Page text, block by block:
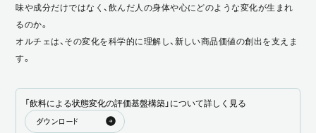
味や成分だけではなく、飲んだ人の身体や心にどのような変化が生まれ
るのか。
オルチェは、その変化を科学的に理解し、新しい商品価値の創出を支えま
す。
「飲料による状態変化の評価基盤構築」について詳しく見る
ダウンロード